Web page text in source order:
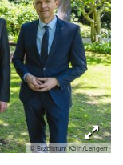
© Erzbistum Köln/Lengert